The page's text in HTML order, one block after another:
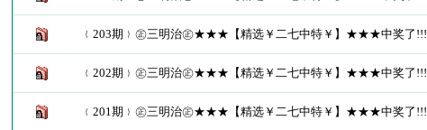
﹛203期﹜㊣三明治㊣★★★【精选￥二七中特￥】★★★中奖了!!!
﹛202期﹜㊣三明治㊣★★★【精选￥二七中特￥】★★★中奖了!!!
﹛201期﹜㊣三明治㊣★★★【精选￥二七中特￥】★★★中奖了!!!